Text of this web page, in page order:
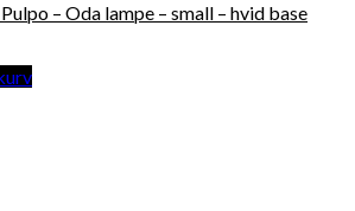
– Oda lampe – small – hvid base